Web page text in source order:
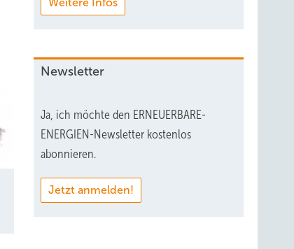
Newsletter
Ja, ich möchte den ERNEUERBARE-
ENERGIEN-Newsletter kostenlos
abonnieren.
Jetzt anmelden!